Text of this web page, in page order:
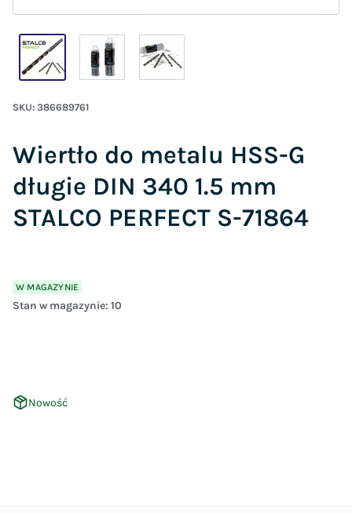
SKU: 386689761
Wiertło do metalu HSS-G
długie DIN 340 1.5 mm
STALCO PERFECT S-71864
W MAGAZYNIE
Stan w magazynie: 10
Nowość